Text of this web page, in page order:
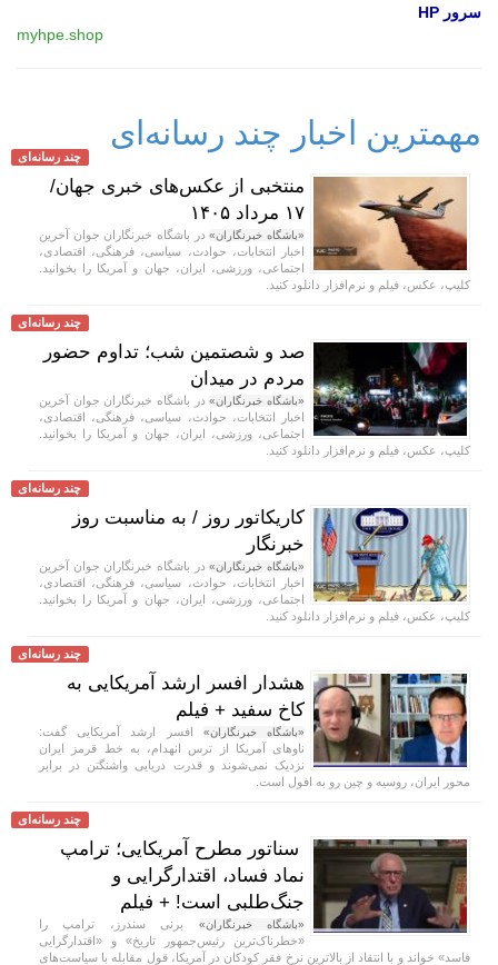
سرور HP
myhpe.shop
مهمترین اخبار چند رسانه‌ای
چند رسانه‌ای
منتخبی از عکس‌های خبری جهان/
۱۷ مرداد ۱۴۰۵
«باشگاه خبرنگاران»در باشگاه خبرنگاران جوان آخرین
اخبار انتخابات، حوادث، سیاسی، فرهنگی، اقتصادی،
اجتماعی، ورزشی، ایران، جهان و آمریکا را بخوانید.
کلیپ، عکس، فیلم و نرم‌افزار دانلود کنید.
چند رسانه‌ای
صد و شصتمین شب؛ تداوم حضور
مردم در میدان
«باشگاه خبرنگاران»در باشگاه خبرنگاران جوان آخرین
اخبار انتخابات، حوادث، سیاسی، فرهنگی، اقتصادی،
اجتماعی، ورزشی، ایران، جهان و آمریکا را بخوانید.
کلیپ، عکس، فیلم و نرم‌افزار دانلود کنید.
چند رسانه‌ای
کاریکاتور روز / به مناسبت روز
خبرنگار
«باشگاه خبرنگاران»در باشگاه خبرنگاران جوان آخرین
اخبار انتخابات، حوادث، سیاسی، فرهنگی، اقتصادی،
اجتماعی، ورزشی، ایران، جهان و آمریکا را بخوانید.
کلیپ، عکس، فیلم و نرم‌افزار دانلود کنید.
چند رسانه‌ای
هشدار افسر ارشد آمریکایی به
کاخ سفید + فیلم
«باشگاه خبرنگاران» افسر ارشد آمریکایی گفت:
ناو‌های آمریکا از ترس انهدام، به خط قرمز ایران
نزدیک نمی‌شوند و قدرت دریایی واشنگتن در برابر
محور ایران، روسیه و چین رو به افول است.
چند رسانه‌ای
سناتور مطرح آمریکایی؛ ترامپ
نماد فساد، اقتدارگرایی و
جنگ‌طلبی است! + فیلم
«باشگاه خبرنگاران» برنی سندرز، ترامپ را
«خطرناک‌ترین رئیس‌جمهور تاریخ» و «اقتدارگرایی
فاسد» خواند و با انتقاد از بالاترین نرخ فقر کودکان در آمریکا، قول مقابله با سیاست‌های